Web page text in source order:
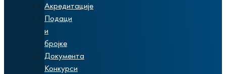
Акредитације
Подаци
и
бројке
Документа
Конкурси